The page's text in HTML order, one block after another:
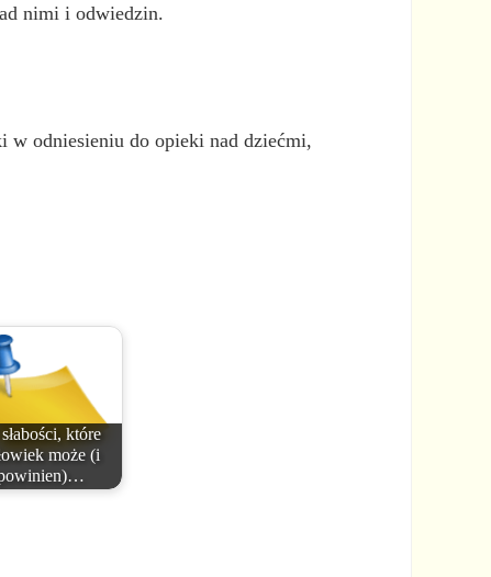
nimi i odwiedzin.
w odniesieniu do opieki nad dziećmi,
które
może (i